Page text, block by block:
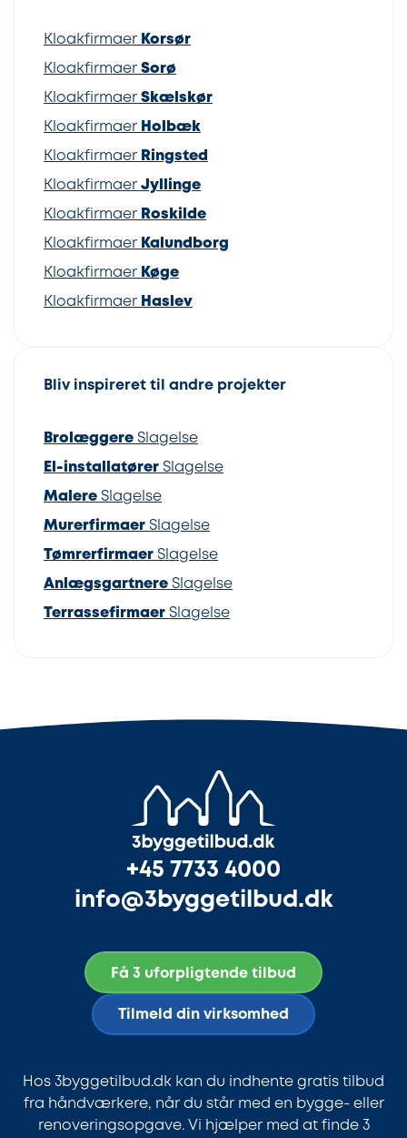
Kloakfirmaer Korsør
Kloakfirmaer Sorø
Kloakfirmaer Skælskør
Kloakfirmaer Holbæk
Kloakfirmaer Ringsted
Kloakfirmaer Jyllinge
Kloakfirmaer Roskilde
Kloakfirmaer Kalundborg
Kloakfirmaer Køge
Kloakfirmaer Haslev
Bliv inspireret til andre projekter
Brolæggere Slagelse
El-installatører Slagelse
Malere Slagelse
Murerfirmaer Slagelse
Tømrerfirmaer Slagelse
Anlægsgartnere Slagelse
Terrassefirmaer Slagelse
+45 7733 4000
info@3byggetilbud.dk
Få 3 uforpligtende tilbud
Tilmeld din virksomhed
Hos 3byggetilbud.dk kan du indhente gratis tilbud
fra håndværkere, når du står med en bygge- eller
renoveringsopgave. Vi hjælper med at finde 3